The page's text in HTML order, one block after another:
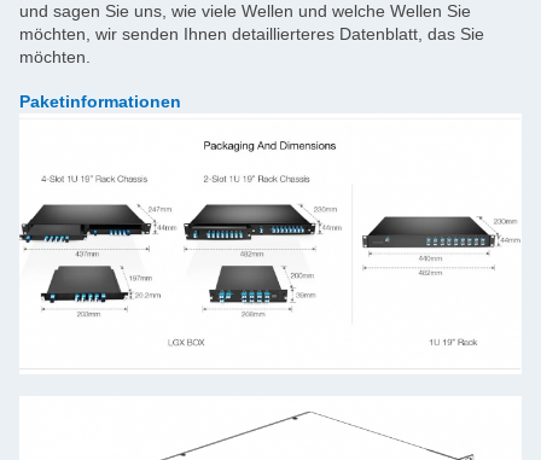
und sagen Sie uns, wie viele Wellen und welche Wellen Sie
möchten, wir senden Ihnen detaillierteres Datenblatt, das Sie
möchten.
Paketinformationen